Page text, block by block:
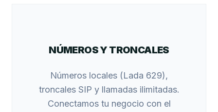
NÚMEROS Y TRONCALES
Números locales (Lada 629),
troncales SIP y llamadas ilimitadas.
Conectamos tu negocio con el